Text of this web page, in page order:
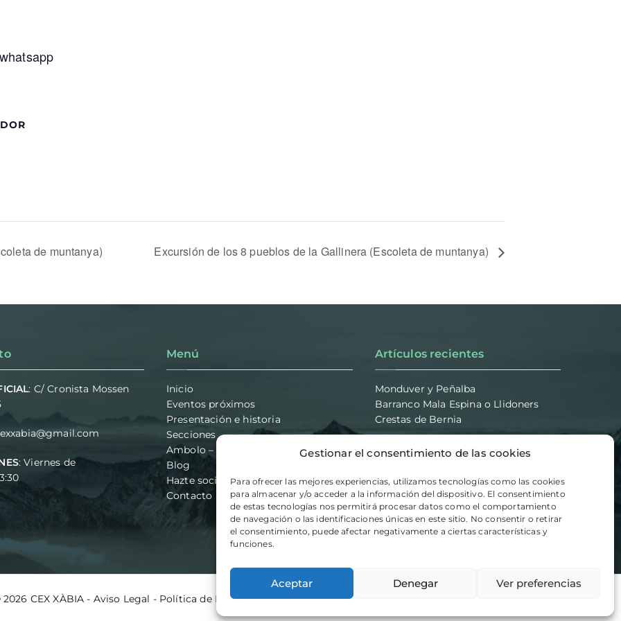
Gestionar el consentimiento de las cookies
Para ofrecer las mejores experiencias, utilizamos tecnologías como las cookies
para almacenar y/o acceder a la información del dispositivo. El consentimiento
de estas tecnologías nos permitirá procesar datos como el comportamiento
de navegación o las identificaciones únicas en este sitio. No consentir o retirar
el consentimiento, puede afectar negativamente a ciertas características y
funciones.
Aceptar Denegar Ver preferencias
de muntanya) Excursión de los 8 pueblos de la Gallinera (Escoleta de muntanya)
: C/ Cronista Mossen
: Viernes de
Menú
Inicio
Eventos próximos
Presentación e historia
Secciones
Ambolo – Vias de escalada
Blog
Hazte socio
Contacto
Artículos recientes
Monduver y Peñalba
Barranco Mala Espina o Llidoners
Crestas de Bernia
CEX XÀBIA - Aviso Legal - Política de Privacidad-Política de Cookies